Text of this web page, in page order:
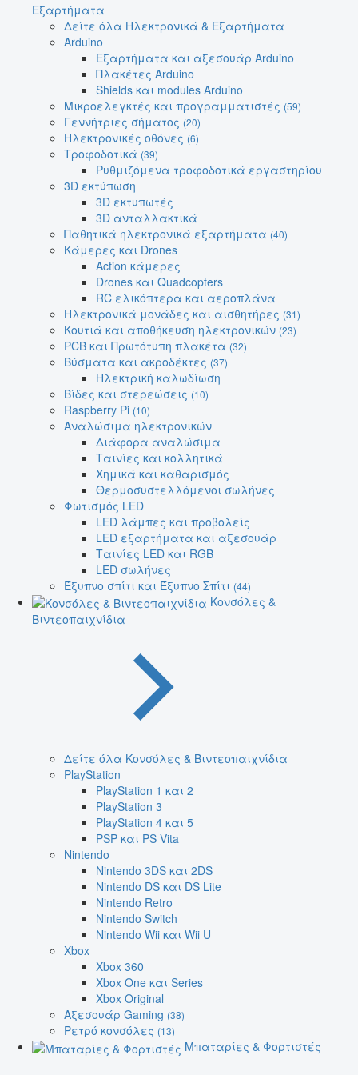
Εξαρτήματα
Δείτε όλα Ηλεκτρονικά & Εξαρτήματα
Arduino
Εξαρτήματα και αξεσουάρ Arduino
Πλακέτες Arduino
Shields και modules Arduino
Μικροελεγκτές και προγραμματιστές (59)
Γεννήτριες σήματος (20)
Ηλεκτρονικές οθόνες (6)
Τροφοδοτικά (39)
Ρυθμιζόμενα τροφοδοτικά εργαστηρίου
3D εκτύπωση
3D εκτυπωτές
3D ανταλλακτικά
Παθητικά ηλεκτρονικά εξαρτήματα (40)
Κάμερες και Drones
Action κάμερες
Drones και Quadcopters
RC ελικόπτερα και αεροπλάνα
Ηλεκτρονικά μονάδες και αισθητήρες (31)
Κουτιά και αποθήκευση ηλεκτρονικών (23)
PCB και Πρωτότυπη πλακέτα (32)
Βύσματα και ακροδέκτες (37)
Ηλεκτρική καλωδίωση
Βίδες και στερεώσεις (10)
Raspberry Pi (10)
Αναλώσιμα ηλεκτρονικών
Διάφορα αναλώσιμα
Ταινίες και κολλητικά
Χημικά και καθαρισμός
Θερμοσυστελλόμενοι σωλήνες
Φωτισμός LED
LED λάμπες και προβολείς
LED εξαρτήματα και αξεσουάρ
Ταινίες LED και RGB
LED σωλήνες
Έξυπνο σπίτι και Έξυπνο Σπίτι (44)
Κονσόλες &
Βιντεοπαιχνίδια
Δείτε όλα Κονσόλες & Βιντεοπαιχνίδια
PlayStation
PlayStation 1 και 2
PlayStation 3
PlayStation 4 και 5
PSP και PS Vita
Nintendo
Nintendo 3DS και 2DS
Nintendo DS και DS Lite
Nintendo Retro
Nintendo Switch
Nintendo Wii και Wii U
Xbox
Xbox 360
Xbox One και Series
Xbox Original
Αξεσουάρ Gaming (38)
Ρετρό κονσόλες (13)
Μπαταρίες & Φορτιστές